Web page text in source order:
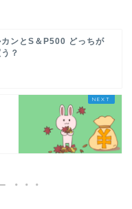
カンとS＆P500 どっちが
？